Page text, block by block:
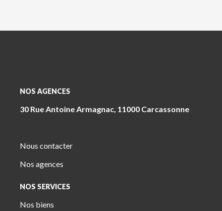
NOS AGENCES
30 Rue Antoine Armagnac, 11000 Carcassonne
Nous contacter
Nos agences
NOS SERVICES
Nos biens